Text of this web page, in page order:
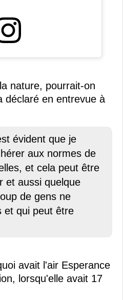
nature, pourrait-on
déclaré en entrevue à
évident que je
aux normes de
et cela peut être
et aussi quelque
de gens ne
et qui peut être
avait l'air Esperance
lorsqu'elle avait 17